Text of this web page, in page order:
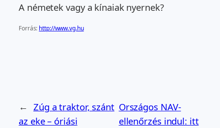
A németek vagy a kínaiak nyernek?
Forrás: http://www.vg.hu
← Zúg a traktor, szánt
az eke – óriási
Országos NAV-
ellenőrzés indul: itt